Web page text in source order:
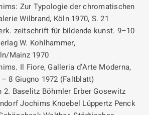
Zur Typologie der chromatischen
Wilbrand, Köln 1970, S. 21
zeitschrift für bildende kunst. 9–10
W. Kohlhammer,
Mainz 1970
Il Fiore, Galleria d’Arte Moderna,
8 Giugno 1972 (Faltblatt)
2. Baselitz Böhmler Erber Gosewitz
Jochims Knoebel Lüppertz Penck